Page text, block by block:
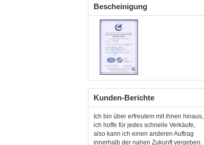
Bescheinigung
Kunden-Berichte
Ich bin über erfreutem mit ihnen hinaus,
ich hoffe für jedes schnelle Verkäufe,
also kann ich einen anderen Auftrag
innerhalb der nahen Zukunft vergeben.